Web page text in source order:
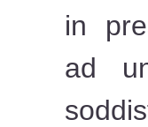
in
ad